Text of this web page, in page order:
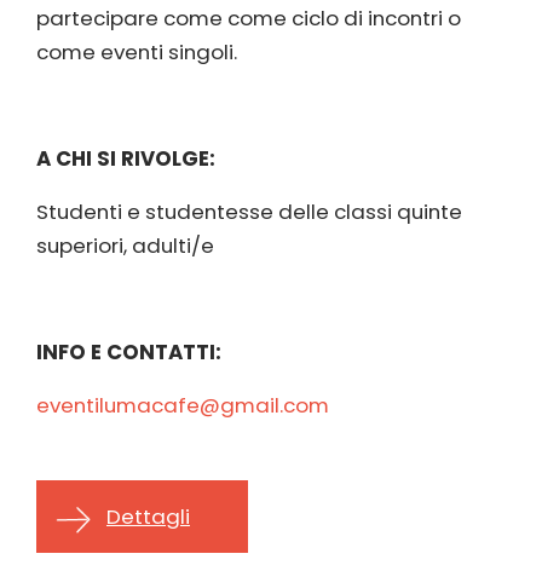
partecipare come come ciclo di incontri o
come eventi singoli.
A CHI SI RIVOLGE:
Studenti e studentesse delle classi quinte
superiori, adulti/e
INFO E CONTATTI:
eventilumacafe@gmail.com
Dettagli